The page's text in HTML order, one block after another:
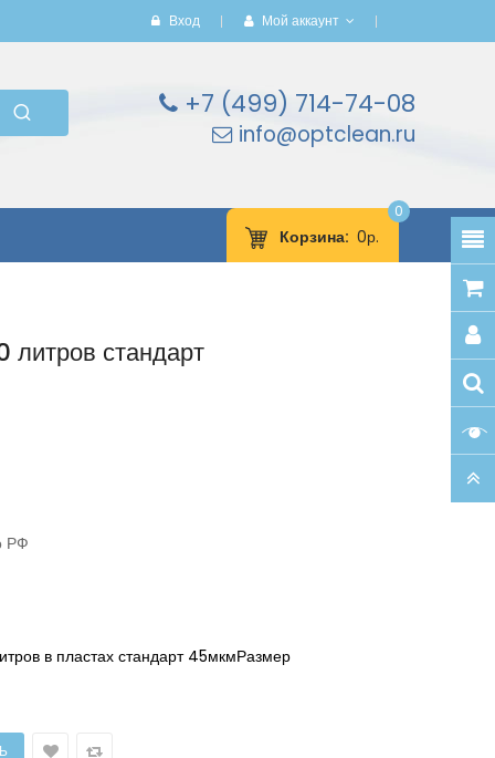
Вход Мой аккаунт
+7 (499) 714-74-08
info@optclean.ru
Корзина
0
0р.
стандарт
РФ
в пластах стандарт 45мкмРазмер